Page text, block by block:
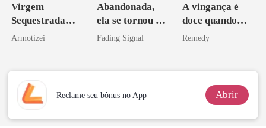
Virgem
Sequestrada
pelo Mafioso
DE SANGUE
Armotizei
Abandonada,
ela se tornou a
noiva do arqui-
Fading Signal
A vingança é
doce quando
você é uma
Remedy
Reclame seu bônus no App Abrir